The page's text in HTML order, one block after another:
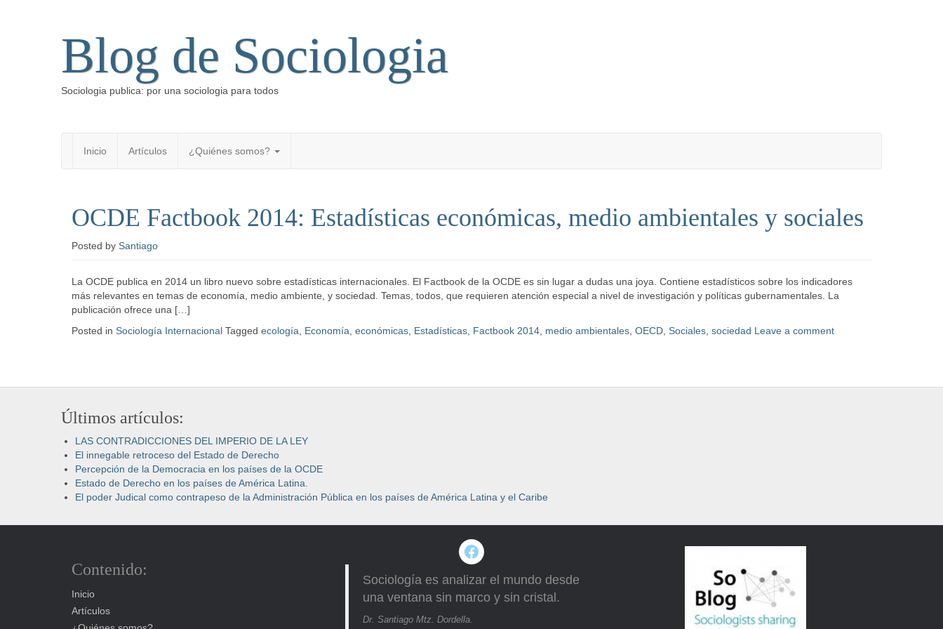
Blog de Sociologia
Sociologia publica: por una sociologia para todos
Inicio Artículos ¿Quiénes somos?
OCDE Factbook 2014: Estadísticas económicas, medio ambientales y sociales
Posted by Santiago
La OCDE publica en 2014 un libro nuevo sobre estadísticas internacionales. El Factbook de la OCDE es sin lugar a dudas una joya. Contiene estadísticos sobre los indicadores
más relevantes en temas de economía, medio ambiente, y sociedad. Temas, todos, que requieren atención especial a nivel de investigación y políticas gubernamentales. La
publicación ofrece una […]
Posted in Sociología Internacional Tagged ecología Economía económicas Estadísticas Factbook 2014 medio ambientales OECD Sociales sociedad Leave a comment
Últimos artículos:
LAS CONTRADICCIONES DEL IMPERIO DE LA LEY
El innegable retroceso del Estado de Derecho
Percepción de la Democracia en los países de la OCDE
Estado de Derecho en los países de América Latina.
El poder Judical como contrapeso de la Administración Pública en los países de América Latina y el Caribe
Contenido:
Inicio
Artículos
Facebook
Sociología es analizar el mundo desde
una ventana sin marco y sin cristal.
Dr. Santiago Mtz. Dordella.